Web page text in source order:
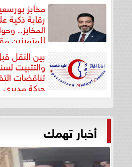
مخابز
رقابة ذكية
المخابز..
للمتميزين
بين النقل
والتثبيت
تناقضات
حركة مديري
”مستشفيات...
أخبار تهمك